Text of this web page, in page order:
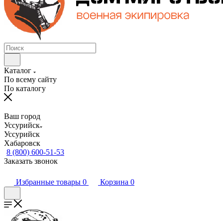
Каталог
По всему сайту
По каталогу
Ваш город
Уссурийск
Уссурийск
Хабаровск
8 (800) 600-51-53
Заказать звонок
Избранные товары 0 Корзина 0